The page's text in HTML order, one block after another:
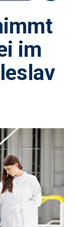
im